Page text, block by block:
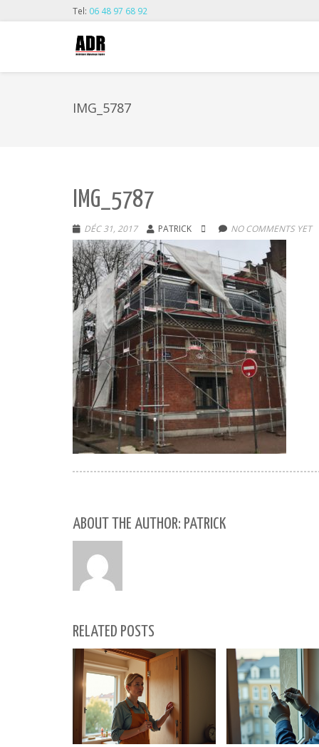
Tel: 06 48 97 68 92
IMG_5787
IMG_5787
DÉC 31, 2017 PATRICK NO COMMENTS YET
ABOUT THE AUTHOR: PATRICK
RELATED POSTS